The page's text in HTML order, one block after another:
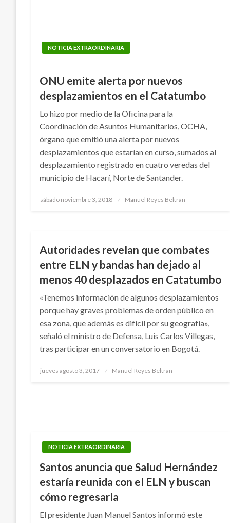
NOTICIA EXTRAORDINARIA
ONU emite alerta por nuevos
desplazamientos en el Catatumbo
Lo hizo por medio de la Oficina para la
Coordinación de Asuntos Humanitarios, OCHA,
órgano que emitió una alerta por nuevos
desplazamientos que estarían en curso, sumados al
desplazamiento registrado en cuatro veredas del
municipio de Hacarí, Norte de Santander.
Publicado
sábado noviembre 3, 2018 Manuel Reyes Beltran
Autoridades revelan que combates
entre ELN y bandas han dejado al
menos 40 desplazados en Catatumbo
«Tenemos información de algunos desplazamientos
porque hay graves problemas de orden público en
esa zona, que además es difícil por su geografía»,
señaló el ministro de Defensa, Luis Carlos Villegas,
tras participar en un conversatorio en Bogotá.
Publicado
jueves agosto 3, 2017 Manuel Reyes Beltran
NOTICIA EXTRAORDINARIA
Santos anuncia que Salud Hernández
estaría reunida con el ELN y buscan
cómo regresarla
El presidente Juan Manuel Santos informó este